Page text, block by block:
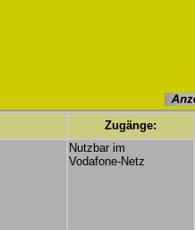
Zugänge:
Nutzbar im
Vodafone-Netz